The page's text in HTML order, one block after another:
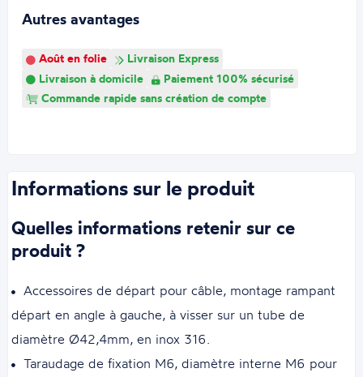
Autres avantages
Août en folie
Livraison Express
Livraison à domicile
Paiement 100% sécurisé
Commande rapide sans création de compte
Informations sur le produit
Quelles informations retenir sur ce
produit ?
Accessoires de départ pour câble, montage rampant
départ en angle à gauche, à visser sur un tube de
diamètre Ø42,4mm, en inox 316.
Taraudage de fixation M6, diamètre interne M6 pour